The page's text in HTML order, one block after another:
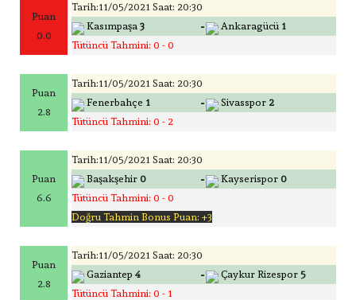
Puan
0.0
Tarih:11/05/2021 Saat: 20:30
Kasımpaşa 3 - Ankaragücü 1
Tütüncü Tahmini: 0 - 0
Puan
2.8
Tarih:11/05/2021 Saat: 20:30
Fenerbahçe 1 - Sivasspor 2
Tütüncü Tahmini: 0 - 2
Puan
6.6
Tarih:11/05/2021 Saat: 20:30
Başakşehir 0 - Kayserispor 0
Tütüncü Tahmini: 0 - 0
Doğru Tahmin Bonus Puan: +3
Puan
2.8
Tarih:11/05/2021 Saat: 20:30
Gaziantep 4 - Çaykur Rizespor 5
Tütüncü Tahmini: 0 - 1